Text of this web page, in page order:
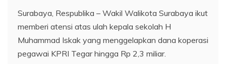
Surabaya, Respublika – Wakil Walikota Surabaya ikut
memberi atensi atas ulah kepala sekolah H
Muhammad Iskak yang menggelapkan dana koperasi
pegawai KPRI Tegar hingga Rp 2,3 miliar.